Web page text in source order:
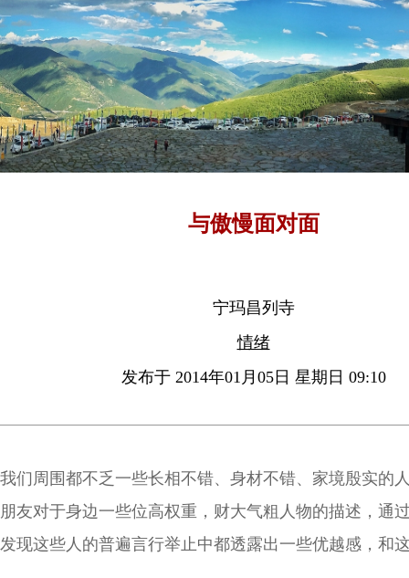
与傲慢面对面
宁玛昌列寺
情绪
发布于 2014年01月05日 星期日 09:10
我们周围都不乏一些长相不错、身材不错、家境殷实的
朋友对于身边一些位高权重，财大气粗人物的描述，通
发现这些人的普遍言行举止中都透露出一些优越感，和